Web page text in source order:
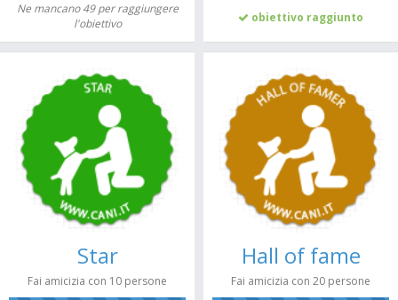
Ne mancano 49 per raggiungere
l'obiettivo
obiettivo raggiunto
Star
Fai amicizia con 10 persone
Hall of fame
Fai amicizia con 20 persone